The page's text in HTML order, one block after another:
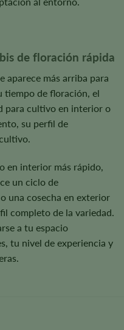
de floración rápida
aparece más arriba para
tiempo de floración, el
para cultivo en interior o
su perfil de
en interior más rápido,
un ciclo de
una cosecha en exterior
completo de la variedad.
a tu espacio
tu nivel de experiencia y